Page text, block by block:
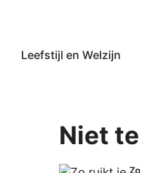
Leefstijl en Welzijn
Niet